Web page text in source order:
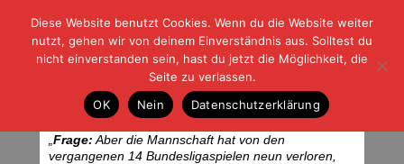
| | |BLOG-GFußball und der Rest
HOME|REGELN|IMPRESSUM |DATENSCHUTZ
Nebensächlichkeiten?
Freitag, 10.10.08 | 07:24 Uhr
Frage: Aber die Mannschaft hat von den
vergangenen 14 Bundesligaspielen neun verloren,
Diese Website benutzt Cookies. Wenn du die Website weiter
nutzt, gehen wir von deinem Einverständnis aus. Solltest du
nicht einverstanden sein, hast du jetzt die Möglichkeit, die
Seite zu verlassen.
OK
Nein Datenschutzerklärung